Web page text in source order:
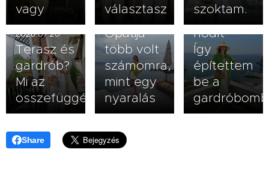
vagy
választasz
szoktam.
2026.07.20
Terasz és
gardrób?
Mi az
összefüggés?
Opatija
több volt
számomra,
mint egy
nyaralás
zöld
hódít –
Így
építettem
be a
Share